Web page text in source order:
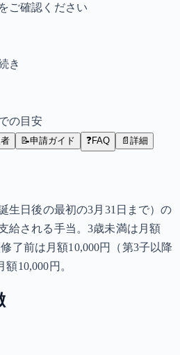
ご確認ください
き
の目安
📝申請ガイド ❓FAQ 📄 詳細
生日後の最初の3月31日まで）の
給される手当。3歳未満は月額
了前は月額10,000円（第3子以降
10,000円。